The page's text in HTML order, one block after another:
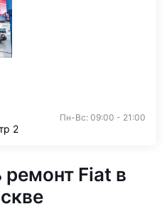
Пн-Вс: 09:00 - 21:00
2
ремонт Fiat в